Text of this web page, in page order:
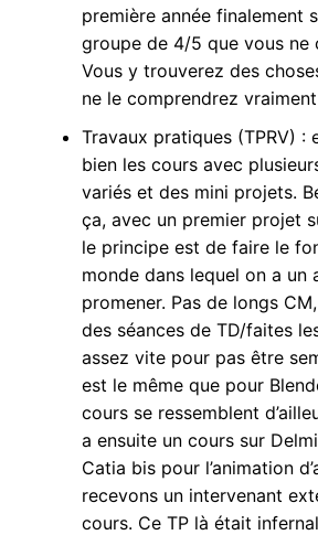
première année finalement
groupe de 4/5 que vous ne
Vous y trouverez des
ne le comprendrez vraiment
Travaux pratiques (TPRV) :
bien les cours avec
variés et des mini projets.
ça, avec un premier projet
le principe est de faire le
monde dans lequel on a un
promener. Pas de longs
des séances de TD/faites
assez vite pour pas être
est le même que pour
cours se ressemblent
a ensuite un cours sur
Catia bis pour l’animation
recevons un intervenant
cours. Ce TP là était